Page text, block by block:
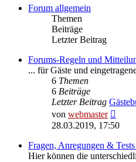
Forum allgemein
Themen
Beiträge
Letzter Beitrag
Forums-Regeln und
... für Gäste und
6 Themen
6 Beiträge
Letzter Beitrag
von webmaster
28.03.2019, 17:50
Fragen, Anregungen &
Hier können die